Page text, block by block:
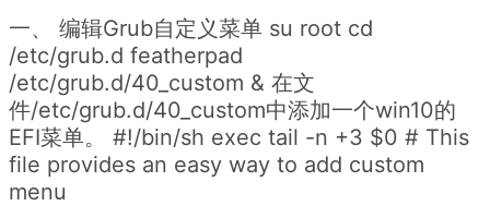
一、 编辑Grub自定义菜单 su root cd
/etc/grub.d featherpad
/etc/grub.d/40_custom & 在文
件/etc/grub.d/40_custom中添加一个win10的
EFI菜单。 #!/bin/sh exec tail -n +3 $0 # This
file provides an easy way to add custom
menu